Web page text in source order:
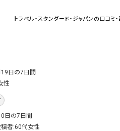
トラベル・スタンダード・ジャパンの口コミ・
島で最高の休暇を過ご
日の7日間
性
遊！気ままに街歩き
旅行
日の7日間
者 60代女性
ッパへ！ バルセロナ、
周遊